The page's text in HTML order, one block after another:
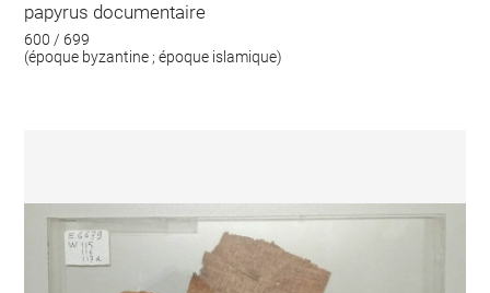
papyrus documentaire
600 / 699
(époque byzantine ; époque islamique)